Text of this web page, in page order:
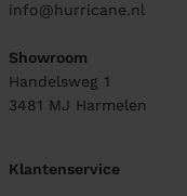
info@hurricane.nl
Showroom
Handelsweg 1
3481 MJ Harmelen
Klantenservice